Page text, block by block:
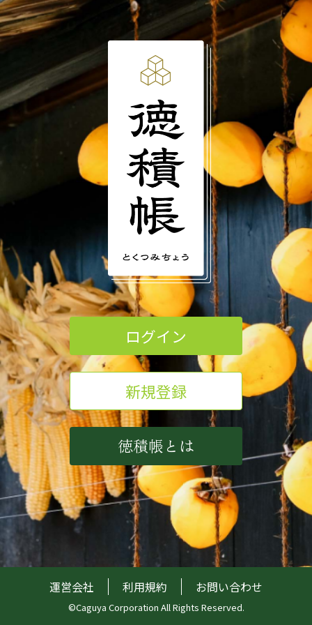
ログイン
新規登録
徳積帳とは
運営会社 利用規約 お問い合わせ
©︎Caguya Corporation All Rights Reserved.